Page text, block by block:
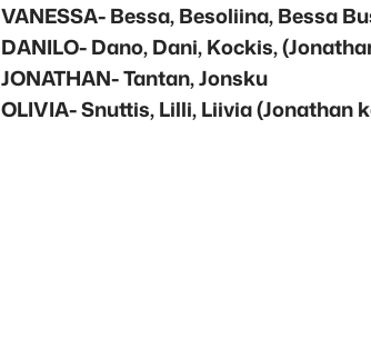
VANESSA- Bessa, Besoliina, Bessa
DANILO- Dano, Dani, Kockis,
JONATHAN- Tantan, Jonsku
OLIVIA- Snuttis, Lilli, Liivia (Jonathan